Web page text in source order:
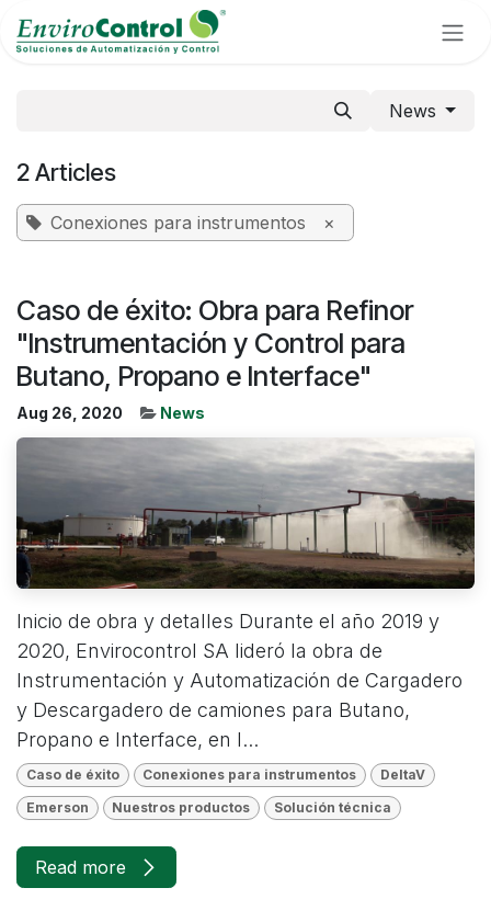
Skip to Content
News
2 Articles
Conexiones para instrumentos ×
Caso de éxito: Obra para Refinor
"Instrumentación y Control para
Butano, Propano e Interface"
Aug 26, 2020 News
Inicio de obra y detalles Durante el año 2019 y
2020, Envirocontrol SA lideró la obra de
Instrumentación y Automatización de Cargadero
y Descargadero de camiones para Butano,
Propano e Interface, en l...
Caso de éxito Conexiones para instrumentos DeltaV
Emerson Nuestros productos Solución técnica
Read more